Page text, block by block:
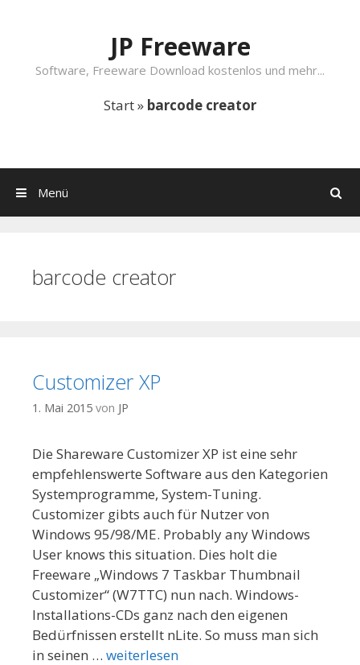
JP Freeware
Software, Freeware Download kostenlos und mehr...
Start» barcode creator
Suchen
Menü
barcode creator
Customizer XP
1. Mai 2015 von JP
Die Shareware Customizer XP ist eine sehr
empfehlenswerte Software aus den Kategorien
Systemprogramme, System-Tuning.
Customizer gibts auch für Nutzer von
Windows 95/98/ME. Probably any Windows
User knows this situation. Dies holt die
Freeware „Windows 7 Taskbar Thumbnail
Customizer“ (W7TTC) nun nach. Windows-
Installations-CDs ganz nach den eigenen
Bedürfnissen erstellt nLite. So muss man sich
in seinen … weiterlesen